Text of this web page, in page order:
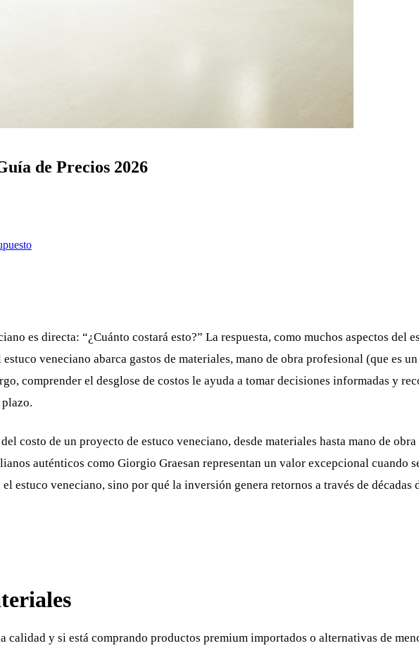
de Precios 2026
es directa: “¿Cuánto costará esto?” La respuesta, como muchos aspectos del
veneciano abarca gastos de materiales, mano de obra profesional (que es
comprender el desglose de costos le ayuda a tomar decisiones informadas y
costo de un proyecto de estuco veneciano, desde materiales hasta mano de
auténticos como Giorgio Graesan representan un valor excepcional cuando
estuco veneciano, sino por qué la inversión genera retornos a través de
calidad y si está comprando productos premium importados o alternativas de